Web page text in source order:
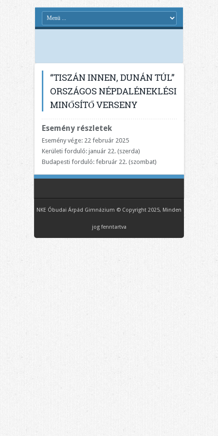
“TISZÁN INNEN, DUNÁN TÚL”
ORSZÁGOS NÉPDALÉNEKLÉSI
MINŐSÍTŐ VERSENY
Esemény részletek
Esemény vége: 22 február 2025
Kerületi forduló: január 22. (szerda)
Budapesti forduló: február 22. (szombat)
NKE Óbudai Árpád Gimnázium © Copyright 2025, Minden
jog fenntartva